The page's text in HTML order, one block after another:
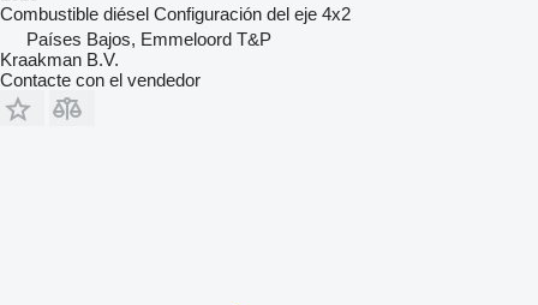
Combustible diésel Configuración del eje 4x2
Países Bajos, Emmeloord T&P
Kraakman B.V.
Contacte con el vendedor